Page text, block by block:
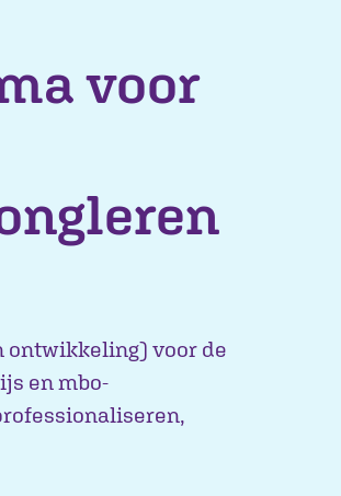
voor
ontwikkeling) voor de
en mbo-